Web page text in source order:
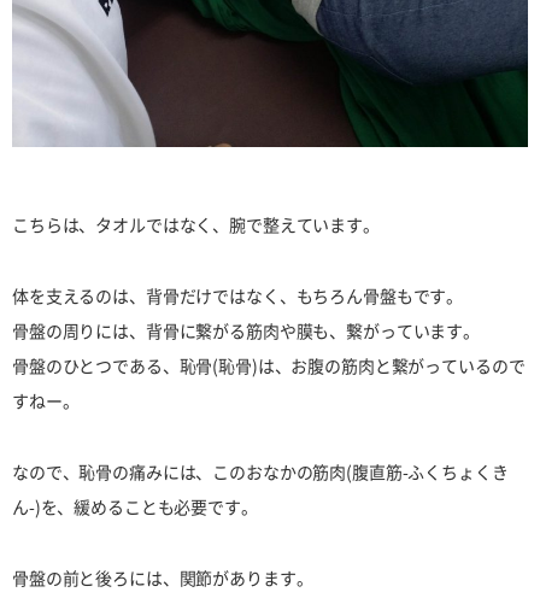
こちらは、タオルではなく、腕で整えています。
体を支えるのは、背骨だけではなく、もちろん骨盤もです。
骨盤の周りには、背骨に繋がる筋肉や膜も、繋がっています。
骨盤のひとつである、恥骨(恥骨)は、お腹の筋肉と繋がっているので
すねー。
なので、恥骨の痛みには、このおなかの筋肉(腹直筋-ふくちょくき
ん-)を、緩めることも必要です。
骨盤の前と後ろには、関節があります。